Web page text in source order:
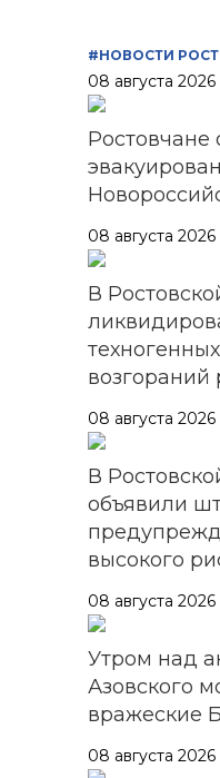
#НОВОСТИ
08 августа 2026
Ростовчане
08 августа 2026
В
возгораний
08 августа 2026
В
объявили
высокого
08 августа 2026
Утром над
Азовского
вражеские
08 августа